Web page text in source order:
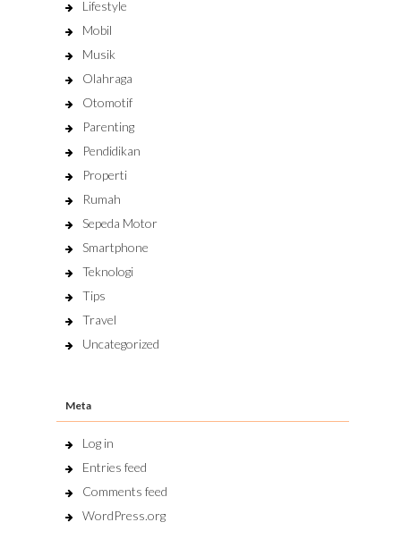
Lifestyle
Mobil
Musik
Olahraga
Otomotif
Parenting
Pendidikan
Properti
Rumah
Sepeda Motor
Smartphone
Teknologi
Tips
Travel
Uncategorized
Meta
Log in
Entries feed
Comments feed
WordPress.org